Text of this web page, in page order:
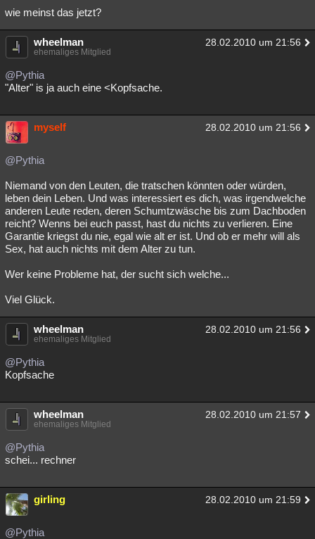
wie meinst das jetzt?
wheelman 28.02.2010 um 21:56
ehemaliges Mitglied
@Pythia
"Alter" is ja auch eine <Kopfsache.
myself 28.02.2010 um 21:56
@Pythia
Niemand von den Leuten, die tratschen könnten oder würden,
leben dein Leben. Und was interessiert es dich, was irgendwelche
anderen Leute reden, deren Schumtzwäsche bis zum Dachboden
reicht? Wenns bei euch passt, hast du nichts zu verlieren. Eine
Garantie kriegst du nie, egal wie alt er ist. Und ob er mehr will als
Sex, hat auch nichts mit dem Alter zu tun.
Wer keine Probleme hat, der sucht sich welche...
Viel Glück.
wheelman 28.02.2010 um 21:56
ehemaliges Mitglied
@Pythia
Kopfsache
wheelman 28.02.2010 um 21:57
ehemaliges Mitglied
@Pythia
schei... rechner
girling 28.02.2010 um 21:59
@Pythia